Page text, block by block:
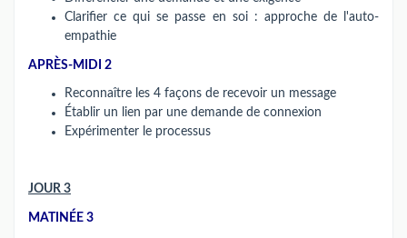
Clarifier ce qui se passe en soi : approche de l'auto-
empathie
APRÈS-MIDI 2
Reconnaître les 4 façons de recevoir un message
Établir un lien par une demande de connexion
Expérimenter le processus
JOUR 3
MATINÉE 3